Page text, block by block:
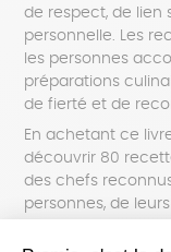
de respect, de lien
personnelle. Les
les personnes
préparations
de fierté et de
En achetant ce
découvrir 80
des chefs
personnes, de
en soutenant une